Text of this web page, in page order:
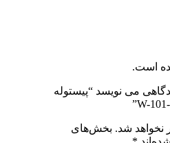
است.
می نویسد “پیستوله
نخواهد شد. بخش‌های